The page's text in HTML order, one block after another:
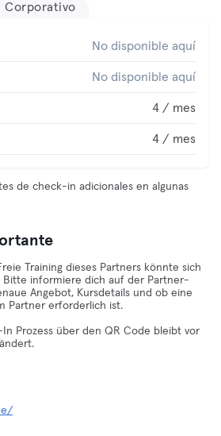
Corporativo
No disponible aquí
No disponible aquí
4 / mes
4 / mes
de check-in adicionales en algunas
Training dieses Partners könnte sich
Bitte informiere dich auf der Partner-
Angebot, Kursdetails und ob eine
Partner erforderlich ist.
In Prozess über den QR Code bleibt vor